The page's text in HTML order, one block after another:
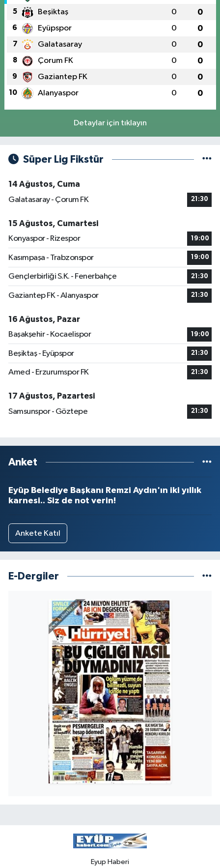
5 Beşiktaş 0 0
6 Eyüpspor 0 0
7 Galatasaray 0 0
8 Çorum FK 0 0
9 Gaziantep FK 0 0
10 Alanyaspor 0 0
Detaylar için tıklayın
Süper Lig Fikstür
14 Ağustos, Cuma
Galatasaray - Çorum FK
21:30
15 Ağustos, Cumartesi
Konyaspor - Rizespor
19:00
Kasımpaşa - Trabzonspor 19:00
Gençlerbirliği S.K. - Fenerbahçe 21:30
Gaziantep FK - Alanyaspor 21:30
16 Ağustos, Pazar
Başakşehir - Kocaelispor
19:00
Beşiktaş - Eyüpspor 21:30
Amed - Erzurumspor FK 21:30
17 Ağustos, Pazartesi
Samsunspor - Göztepe
21:30
Anket
Eyüp Belediye Başkanı Remzi Aydın'ın iki yıllık
karnesi.. Siz de not verin!
Ankete Katıl
E-Dergiler
Eyup Haberi